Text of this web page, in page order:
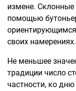
измене.
помощью
ориентирующимся
своих намерениях.
Не меньшее
традиции число
частности, ко